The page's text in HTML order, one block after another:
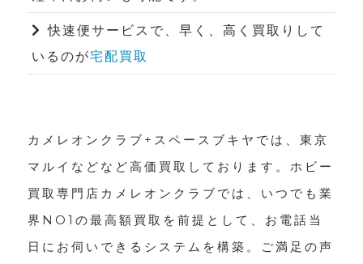
快速便サービスで、早く、高く買取りして
いるのが宅配買取
カメレオンクラブ+スペースブキヤでは、東京
マルイなどなど高価買取しております。ホビー
買取専門店カメレオンクラブでは、いつでも業
界NO1の最高額買取を前提として、お電話当
日にお伺いできるシステムを構築。ご満足の声